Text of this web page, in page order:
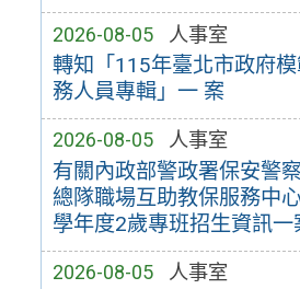
2026-08-05 人事室
轉知「115年臺北市政府
務人員專輯」一 案
2026-08-05 人事室
有關內政部警政署保安警
總隊職場互助教保服務中
學年度2歲專班招生資訊一
2026-08-05 人事室